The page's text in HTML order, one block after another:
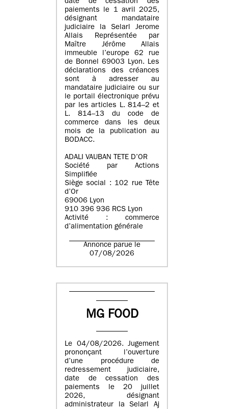
date de cessation des
paiements le 1 avril 2025,
désignant mandataire
judiciaire la Selarl Jerome
Allais Représentée par
Maître Jérôme Allais
immeuble l’europe 62 rue
de Bonnel 69003 Lyon. Les
déclarations des créances
sont à adresser au
mandataire judiciaire ou sur
le portail électronique prévu
par les articles L. 814–2 et
L. 814–13 du code de
commerce dans les deux
mois de la publication au
BODACC.
ADALI VAUBAN TETE D’OR
Société par Actions
Simplifiée
Siège social : 102 rue Tête
d’Or
69006 Lyon
910 396 936 RCS Lyon
Activité : commerce
d’alimentation générale
Annonce parue le
07/08/2026
MG FOOD
Le 04/08/2026. Jugement
prononçant l’ouverture
d’une procédure de
redressement judiciaire,
date de cessation des
paiements le 20 juillet
2026, désignant
administrateur la Selarl Aj